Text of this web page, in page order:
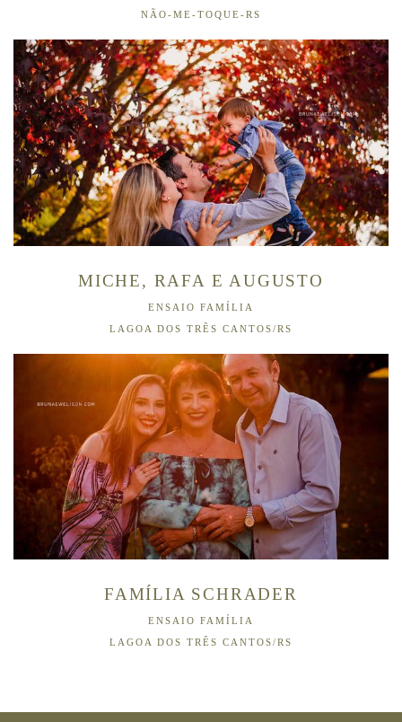
NÃO-ME-TOQUE-RS
MICHE, RAFA E AUGUSTO
ENSAIO FAMÍLIA
LAGOA DOS TRÊS CANTOS/RS
FAMÍLIA SCHRADER
ENSAIO FAMÍLIA
LAGOA DOS TRÊS CANTOS/RS